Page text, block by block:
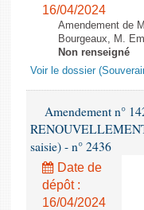
16/04/2024
Amendement de
Bourgeaux, M.
Non renseigné
Voir le dossier
Amendement n°
saisie) - n° 2436
Date de
dépôt :
16/04/2024